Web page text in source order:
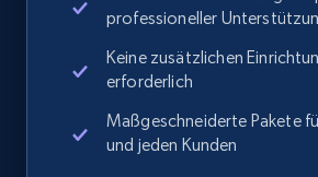
2.1K+ 375+ Jetzt
professioneller
Keine zusätzlichen
erforderlich
Maßgeschneiderte Pakete
und jeden Kunden